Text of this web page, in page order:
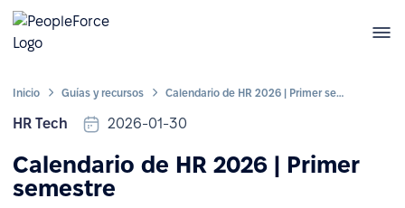
Inicio Guías y recursos Calendario de HR 2026 | Primer semestre
HR Tech 2026-01-30
Calendario de HR 2026 | Primer
semestre